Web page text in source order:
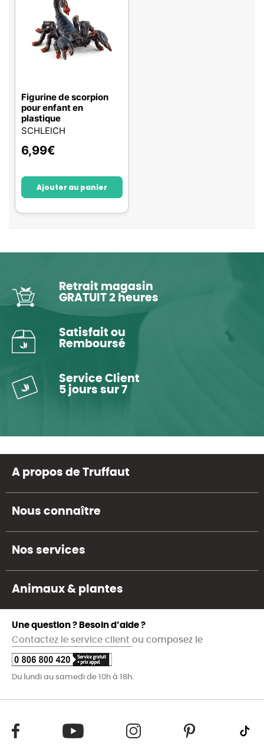
Figurine de scorpion
pour enfant en
plastique
SCHLEICH
6,99€
Ajouter au panier
Retrait magasin
GRATUIT 2 heures
Satisfait ou
Remboursé
Service Client
5 jours sur 7
A propos de Truffaut
Nous connaître
Nos services
Animaux & plantes
Une question ? Besoin d’aide ?
Contactez le service client ou composez le
Du lundi au samedi de 10h à 18h.